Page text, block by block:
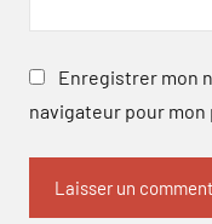
Enregistrer mon
navigateur pour mon